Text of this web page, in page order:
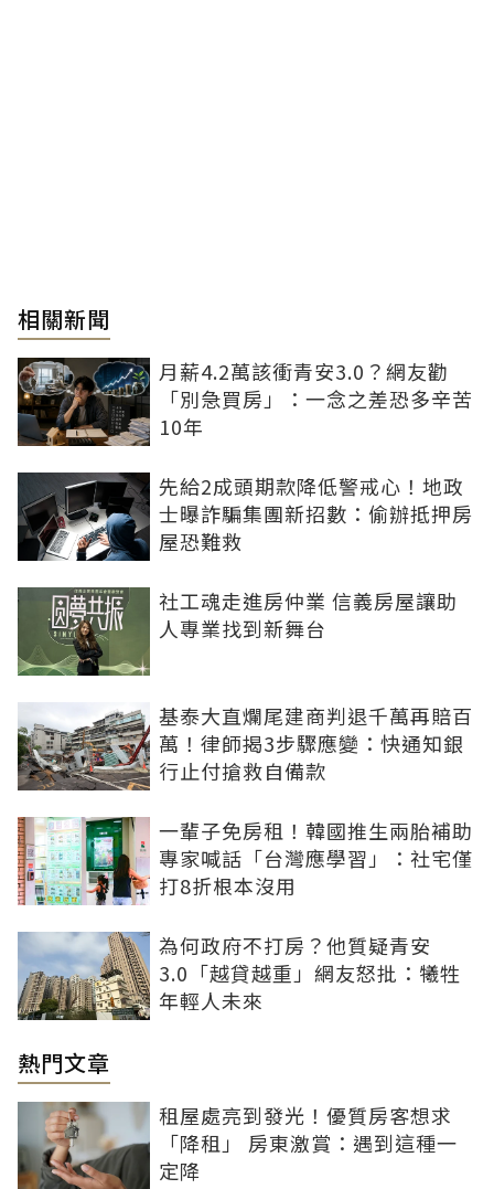
相關新聞
月薪4.2萬該衝青安3.0？網友勸
「別急買房」：一念之差恐多辛苦
10年
先給2成頭期款降低警戒心！地政
士曝詐騙集團新招數：偷辦抵押房
屋恐難救
社工魂走進房仲業 信義房屋讓助
人專業找到新舞台
基泰大直爛尾建商判退千萬再賠百
萬！律師揭3步驟應變：快通知銀
行止付搶救自備款
一輩子免房租！韓國推生兩胎補助
專家喊話「台灣應學習」：社宅僅
打8折根本沒用
為何政府不打房？他質疑青安
3.0「越貸越重」網友怒批：犧牲
年輕人未來
熱門文章
租屋處亮到發光！優質房客想求
「降租」 房東激賞：遇到這種一
定降